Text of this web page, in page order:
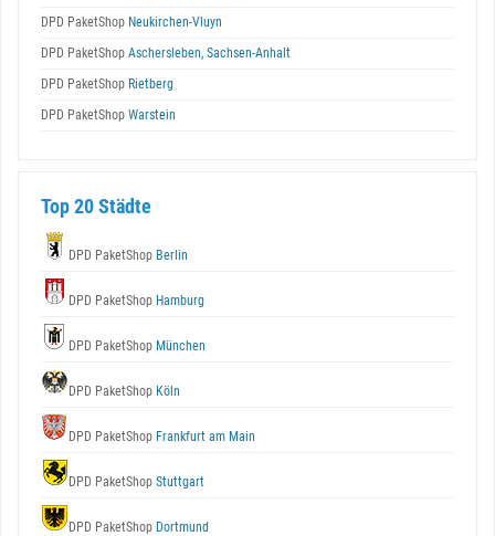
DPD PaketShop Neukirchen-Vluyn
DPD PaketShop Aschersleben, Sachsen-Anhalt
DPD PaketShop Rietberg
DPD PaketShop Warstein
Top 20 Städte
DPD PaketShop Berlin
DPD PaketShop Hamburg
DPD PaketShop München
DPD PaketShop Köln
DPD PaketShop Frankfurt am Main
DPD PaketShop Stuttgart
DPD PaketShop Dortmund